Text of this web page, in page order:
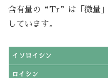
含有量の“Tr”は「微量
しています。
イソロイシン
ロイシン